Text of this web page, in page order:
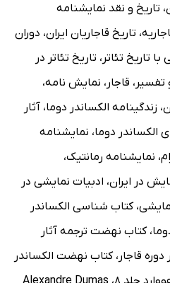
، تاریخ و نقد نمایشنامه
، تاریخ قاجاریان ایران، دوران
تاریخ تئاتر ، ﺗﺎﺭﻳﺦ ﺗﺌﺎﺗﺮ ﺩﺭ
تفسیر ، قاجار ، نمایش نامه،
، زندگینامه الکساندر دوما، آثار
الکساندر دوما، نمایشنامه
، نمایشنامه رمانتیک،
در ایران، ادبیات نمایشی در
،کتاب شناسی الکساندر
،کتاب نهضت ترجمه آثار
قاجار ،کتاب نهضت الکساندر